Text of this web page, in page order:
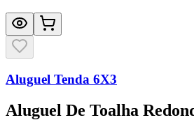
Aluguel Tenda 6X3
Aluguel De Toalha